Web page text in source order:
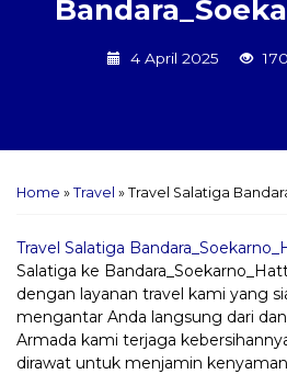
4 April 2025
Home » Travel » Travel Salatiga
Travel Salatiga
Salatiga ke
dengan layanan travel kami yang
mengantar Anda langsung dari
Armada kami terjaga
dirawat untuk menjamin